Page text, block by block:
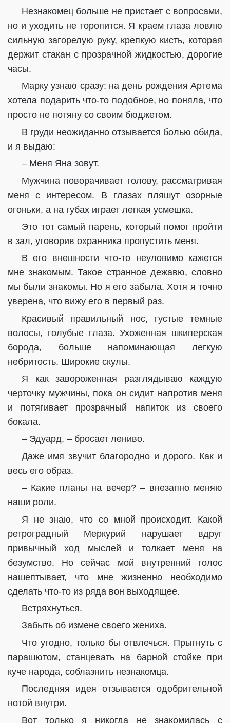
Незнакомец больше не пристает с вопросами,
но и уходить не торопится. Я краем глаза ловлю
сильную загорелую руку, крепкую кисть, которая
держит стакан с прозрачной жидкостью, дорогие
часы.
Марку узнаю сразу: на день рождения Артема
хотела подарить что-то подобное, но поняла, что
просто не потяну со своим бюджетом.
В груди неожиданно отзывается болью обида,
и я выдаю:
– Меня Яна зовут.
Мужчина поворачивает голову, рассматривая
меня с интересом. В глазах пляшут озорные
огоньки, а на губах играет легкая усмешка.
Это тот самый парень, который помог пройти
в зал, уговорив охранника пропустить меня.
В его внешности что-то неуловимо кажется
мне знакомым. Такое странное дежавю, словно
мы были знакомы. Но я его забыла. Хотя я точно
уверена, что вижу его в первый раз.
Красивый правильный нос, густые темные
волосы, голубые глаза. Ухоженная шкиперская
борода, больше напоминающая легкую
небритость. Широкие скулы.
Я как завороженная разглядываю каждую
черточку мужчины, пока он сидит напротив меня
и потягивает прозрачный напиток из своего
бокала.
– Эдуард, – бросает лениво.
Даже имя звучит благородно и дорого. Как и
весь его образ.
– Какие планы на вечер? – внезапно меняю
наши роли.
Я не знаю, что со мной происходит. Какой
ретроградный Меркурий нарушает вдруг
привычный ход мыслей и толкает меня на
безумство. Но сейчас мой внутренний голос
нашептывает, что мне жизненно необходимо
сделать что-то из ряда вон выходящее.
Встряхнуться.
Забыть об измене своего жениха.
Что угодно, только бы отвлечься. Прыгнуть с
парашютом, станцевать на барной стойке при
куче народа, соблазнить незнакомца.
Последняя идея отзывается одобрительной
нотой внутри.
Вот только я никогда не знакомилась с